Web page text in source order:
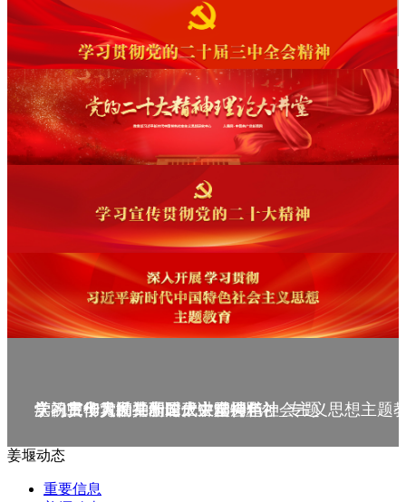
庆祝中华人民共和国成立75周年
学习贯彻党的二十届三中全会精神_专题
党的二十大精神理论大讲堂--理论
学习宣传贯彻党的二十大精神
学习贯彻习近平新时代中国特色社会主义思想主题
姜堰动态
重要信息